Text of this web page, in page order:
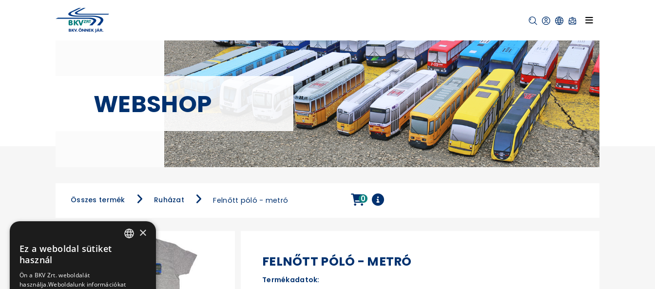
WEBSHOP
Összes termék Ruházat Felnőtt póló - metró 0
FELNŐTT PÓLÓ - METRÓ
Termékadatok:
×
Ez a weboldal sütiket
használ
Ön a BKV Zrt. weboldalát
használja.Weboldalunk információkat